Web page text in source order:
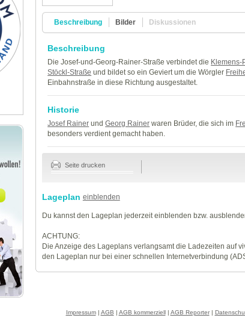
Beschreibung Bilder Diskussionen
Beschreibung
Die Josef-und-Georg-Rainer-Straße verbindet die Klemens-
Stöckl-Straße und bildet so ein Geviert um die Wörgler
Einbahnstraße in diese Richtung ausgestaltet.
Historie
Josef Rainer undGeorg Rainer waren Brüder, die sich im
besonders verdient gemacht haben.
Seite drucken
Lageplan einblenden
Du kannst den Lageplan jederzeit einblenden bzw.
ACHTUNG:
Die Anzeige des Lageplans verlangsamt die Ladezeiten auf
den Lageplan nur bei einer schnellen Internetverbindung
Impressum| AGB | AGB kommerziell| AGB Reporter|